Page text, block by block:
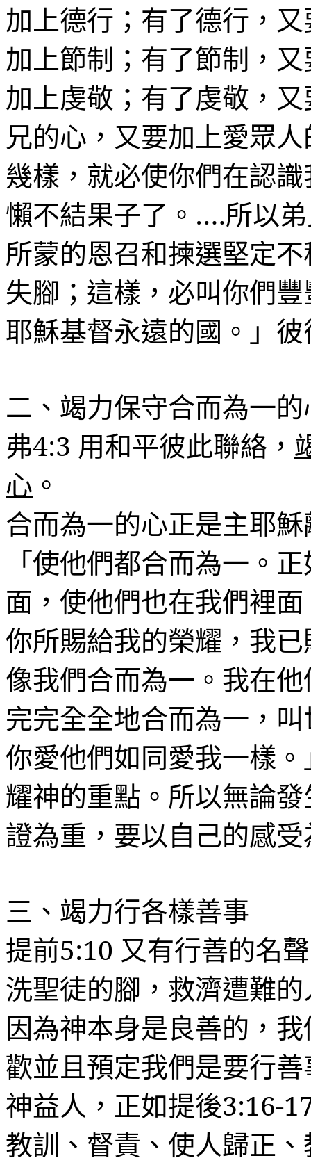
加上德行；有了德行，
加上節制；有了節制，
加上虔敬；有了虔敬，
兄的心，又要加上愛眾
幾樣，就必使你們在認
懶不結果子了。 ….所以
所蒙的恩召和揀選堅定
失腳 ；這樣，必叫你們
耶穌基督永遠的國。」彼
二、竭力保守合而為一的
弗4:3 用和平彼此聯絡，
心 。
合而為一的心正是主耶
「使他們都合而為一。
面，使他們也在我們裡
你所賜給我的榮耀，我
像我們合而為一。我在
完完全全地合而為一，
你愛他們如同愛我一樣
耀神的重點。所以無論
證為重，要以自己的感
三、竭力行各樣善事
提前5:10 又有行善的名
洗聖徒的腳 ，救濟遭難
因為神本身是良善的，
歡並且預定我們是要行
神益人，正如提後3:16-
教訓、督責、使人歸正